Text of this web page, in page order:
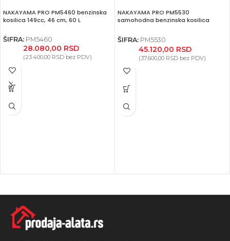
NAKAYAMA PRO PM5460 benzinska
kosilica 149cc, 46 cm, 60 L
ŠIFRA: PM5460
28.080,00 RSD
(23.400,00 RSD bez PDV)
NAKAYAMA PRO PM5530
samohodna benzinska kosilica
ŠIFRA: PM5530
45.120,00 RSD
(37.600,00 RSDbez PDV)